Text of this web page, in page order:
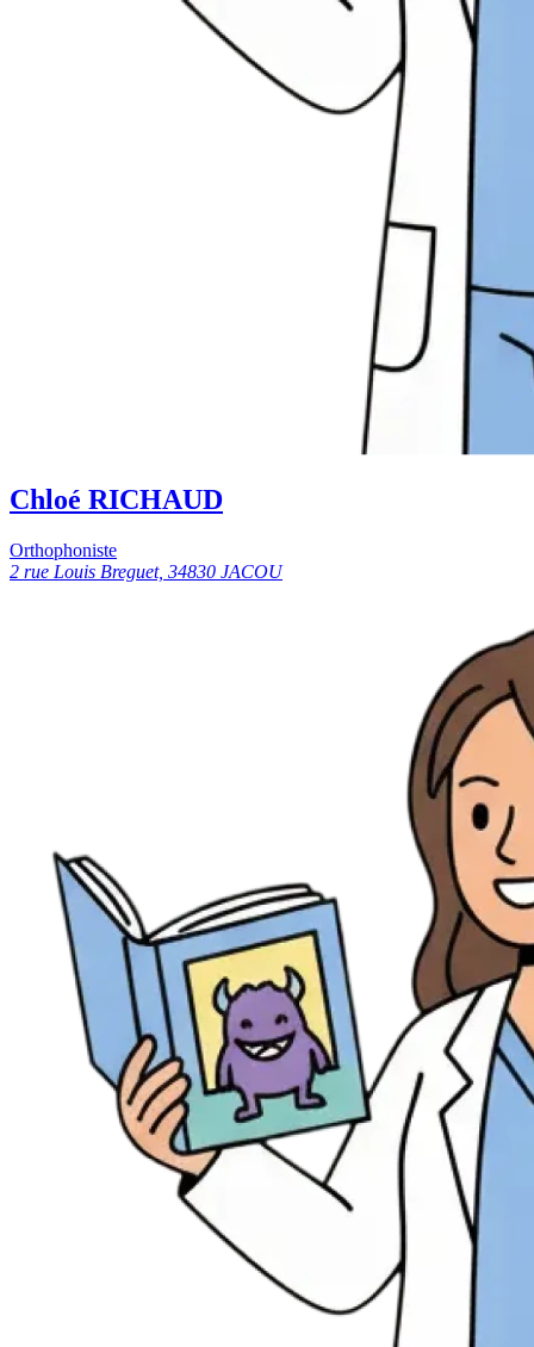
Chloé RICHAUD
Orthophoniste
2 rue Louis Breguet, 34830 JACOU